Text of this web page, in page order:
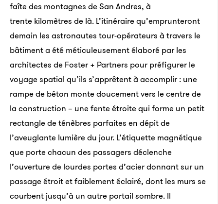
faîte des montagnes de San Andres, à
trente kilomètres de là. L’itinéraire qu’emprunteront
demain les astronautes tour-opérateurs à travers le
bâtiment a été méticuleusement élaboré par les
architectes de Foster + Partners pour préfigurer le
voyage spatial qu’ils s’apprêtent à accomplir : une
rampe de béton monte doucement vers le centre de
la construction – une fente étroite qui forme un petit
rectangle de ténèbres parfaites en dépit de
l’aveuglante lumière du jour. L’étiquette magnétique
que porte chacun des passagers déclenche
l’ouverture de lourdes portes d’acier donnant sur un
passage étroit et faiblement éclairé, dont les murs se
courbent jusqu’à un autre portail sombre. Il